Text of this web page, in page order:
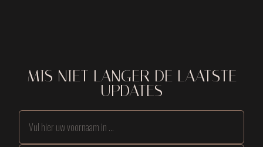
MIS NIET LANGER DE LAATSTE
UPDATES